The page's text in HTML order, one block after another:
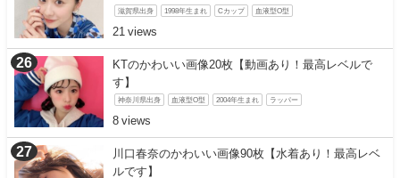
滋賀県出身 1998年生まれ Cカップ 血液型O型
21
KTのかわいい画像20枚【動画あり！最高レベルで
す】
神奈川県出身 血液型O型 2004年生まれ ラッパー
8
川口春奈のかわいい画像90枚【水着あり！最高レベ
ルです】